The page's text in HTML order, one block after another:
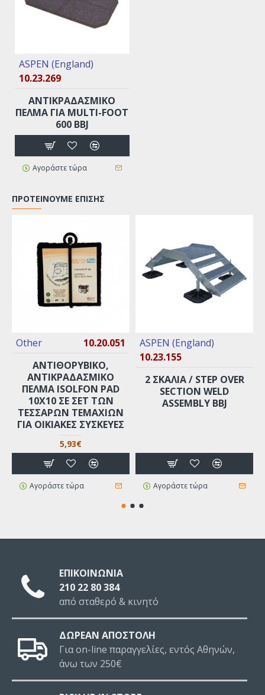
ASPEN (England)
10.23.269
ANTIKΡΑΔΑΣΜΙΚΟ
ΠΕΛΜΑ ΓΙΑ MULTI-FOOT
600 BBJ
Αγοράστε τώρα
ΠΡΟΤΕΊΝΟΥΜΕ ΕΠΊΣΗΣ
Other
10.20.051
ΑΝΤΙΘΟΡΥΒΙΚΌ,
ΑΝΤΙΚΡΑΔΑΣΜΙΚΌ
ΠΈΛΜΑ ISOLFON PAD
10X10 ΣΕ ΣΕΤ ΤΩΝ
ΤΕΣΣΆΡΩΝ ΤΕΜΑΧΊΩΝ
ΓΙΑ ΟΙΚΙΑΚΈΣ ΣΥΣΚΕΥΈΣ
5,93€
Αγοράστε τώρα
ASPEN (England)
10.23.155
2 ΣΚΑΛΙΆ / STEP OVER
SECTION WELD
ASSEMBLY BBJ
Αγοράστε τώρα
ΕΠΙΚΟΙΝΩΝΙΑ
210 22 80 384
από σταθερό & κινητό
ΔΩΡΕΑΝ ΑΠΟΣΤΟΛΗ
Για on-line παραγγελίες, εντός Αθηνών,
άνω των 250€